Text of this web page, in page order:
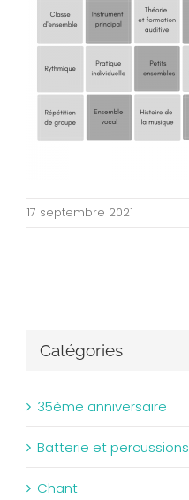
17 septembre 2021
Catégories
35ème anniversaire
Batterie et percussions
Chant